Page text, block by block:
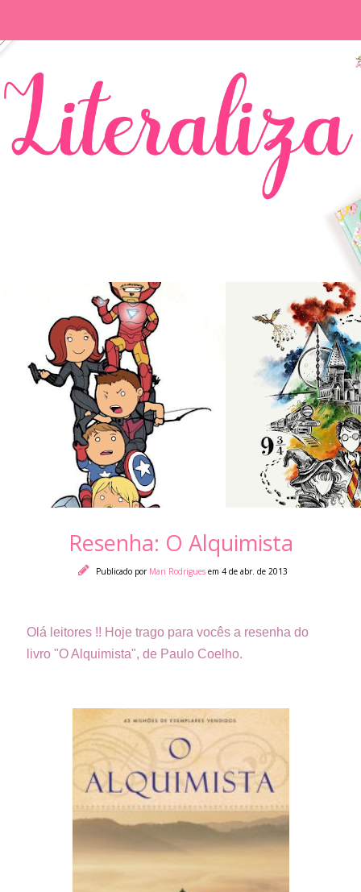
Resenha: O Alquimista
Publicado por Mari Rodrigues em 4 de abr. de 2013
Olá leitores !! Hoje trago para vocês a resenha do
livro "O Alquimista", de Paulo Coelho.